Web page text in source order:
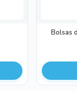
Bolsas